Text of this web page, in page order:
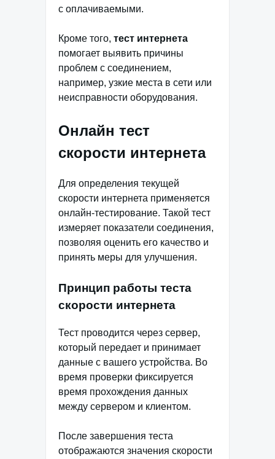
с оплачиваемыми.
Кроме того, тест интернета
помогает выявить причины
проблем с соединением,
например, узкие места в сети или
неисправности оборудования.
Онлайн тест
скорости интернета
Для определения текущей
скорости интернета применяется
онлайн-тестирование. Такой тест
измеряет показатели соединения,
позволяя оценить его качество и
принять меры для улучшения.
Принцип работы теста
скорости интернета
Тест проводится через сервер,
который передает и принимает
данные с вашего устройства. Во
время проверки фиксируется
время прохождения данных
между сервером и клиентом.
После завершения теста
отображаются значения скорости